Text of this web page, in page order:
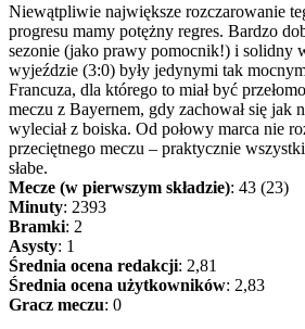
Niewątpliwie największe rozczarowanie
progresu mamy potężny regres. Bardzo
sezonie (jako prawy pomocnik!) i solidny
wyjeździe (3:0) były jedynymi tak
Francuza, dla którego to miał być
meczu z Bayernem, gdy zachował się jak
wyleciał z boiska. Od połowy marca nie
przeciętnego meczu – praktycznie
słabe.
Mecze (w pierwszym składzie): 43 (23)
Minuty: 2393
Bramki: 2
Asysty: 1
Średnia ocena redakcji: 2,81
Średnia ocena użytkowników: 2,83
Gracz meczu: 0